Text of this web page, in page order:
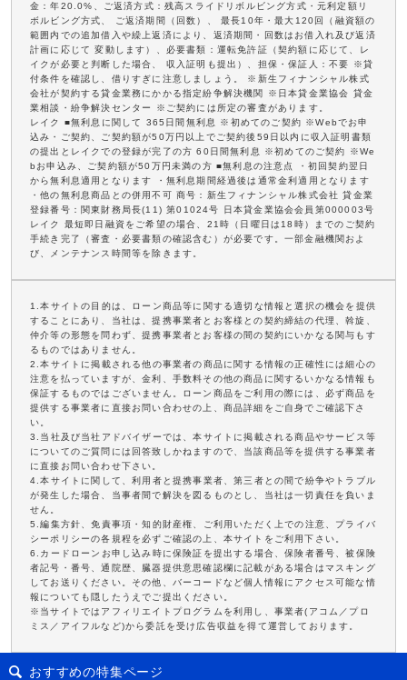
金：年20.0%、ご返済方式：残高スライドリボルビング方式・元利定額リ
ボルビング方式、 ご返済期間（回数）、 最長10年・最大120回（融資額の
範囲内での追加借入や繰上返済により、返済期間・回数はお借入れ及び返済
計画に応じて 変動します）、必要書類：運転免許証（契約額に応じて、レ
イクが必要と判断した場合、 収入証明も提出）、担保・保証人：不要 ※貸
付条件を確認し、借りすぎに注意しましょう。 ※新生フィナンシャル株式
会社が契約する貸金業務にかかる指定紛争解決機関 ※日本貸金業協会 貸金
業相談・紛争解決センター ※ご契約には所定の審査があります。
レイク ■無利息に関して 365日間無利息 ※初めてのご契約 ※Webでお申
込み・ご契約、ご契約額が50万円以上でご契約後59日以内に収入証明書類
の提出とレイクでの登録が完了の方 60日間無利息 ※初めてのご契約 ※We
bお申込み、ご契約額が50万円未満の方 ■無利息の注意点 ・初回契約翌日
から無利息適用となります ・無利息期間経過後は通常金利適用となります
・他の無利息商品との併用不可 商号：新生フィナンシャル株式会社 貸金業
登録番号：関東財務局長(11) 第01024号 日本貸金業協会会員第000003号
レイク 最短即日融資をご希望の場合、21時（日曜日は18時）までのご契約
手続き完了（審査・必要書類の確認含む）が必要です。一部金融機関およ
び、メンテナンス時間等を除きます。
1.本サイトの目的は、ローン商品等に関する適切な情報と選択の機会を提供
することにあり、当社は、提携事業者とお客様との契約締結の代理、斡旋、
仲介等の形態を問わず、提携事業者とお客様の間の契約にいかなる関与もす
るものではありません。
2.本サイトに掲載される他の事業者の商品に関する情報の正確性には細心の
注意を払っていますが、金利、手数料その他の商品に関するいかなる情報も
保証するものではございません。ローン商品をご利用の際には、必ず商品を
提供する事業者に直接お問い合わせの上、商品詳細をご自身でご確認下さ
い。
3.当社及び当社アドバイザーでは、本サイトに掲載される商品やサービス等
についてのご質問には回答致しかねますので、当該商品等を提供する事業者
に直接お問い合わせ下さい。
4.本サイトに関して、利用者と提携事業者、第三者との間で紛争やトラブル
が発生した場合、当事者間で解決を図るものとし、当社は一切責任を負いま
せん。
5.編集方針、免責事項・知的財産権、ご利用いただく上での注意、プライバ
シーポリシーの各規程を必ずご確認の上、本サイトをご利用下さい。
6.カードローンお申し込み時に保険証を提出する場合、保険者番号、被保険
者記号・番号、通院歴、臓器提供意思確認欄に記載がある場合はマスキング
してお送りください。その他、バーコードなど個人情報にアクセス可能な情
報についても隠したうえでご提出ください。
※当サイトではアフィリエイトプログラムを利用し、事業者(アコム／プロ
ミス／アイフルなど)から委託を受け広告収益を得て運営しております。
おすすめの特集ページ